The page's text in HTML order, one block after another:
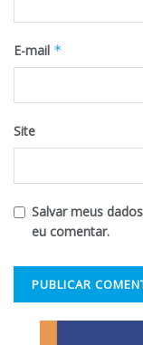
E-mail *
Site
Salvar meus
eu comentar.